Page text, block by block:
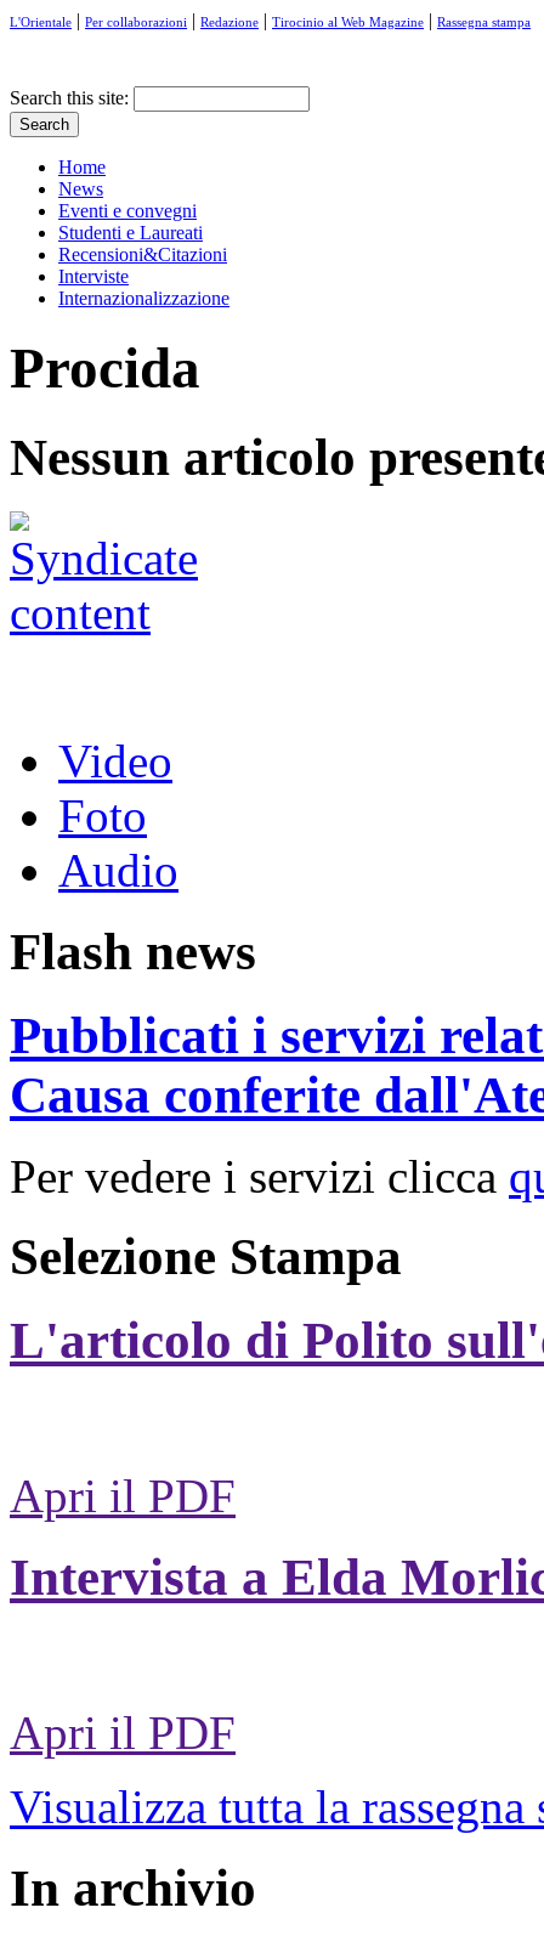
L'Orientale | Per collaborazioni | Redazione | Tirocinio al Web Magazine | Rassegna stampa
Search this site:
Home
News
Eventi e convegni
Studenti e Laureati
Recensioni&Citazioni
Interviste
Internazionalizzazione
Procida
Nessun articolo
Video
Foto
Audio
Flash news
Pubblicati i servizi
Causa conferite
Per vedere i servizi clicca
Selezione Stampa
L'articolo di Polito
Apri il PDF
Intervista a Elda
Apri il PDF
Visualizza tutta la rassegna
In archivio